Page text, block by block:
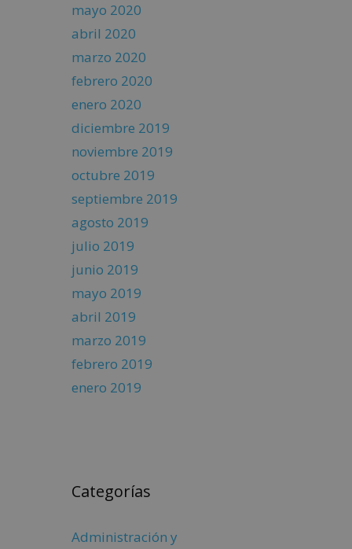
mayo 2020
abril 2020
marzo 2020
febrero 2020
enero 2020
diciembre 2019
noviembre 2019
octubre 2019
septiembre 2019
agosto 2019
julio 2019
junio 2019
mayo 2019
abril 2019
marzo 2019
febrero 2019
enero 2019
Categorías
Administración y